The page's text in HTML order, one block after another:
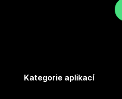
Kategorie aplikací